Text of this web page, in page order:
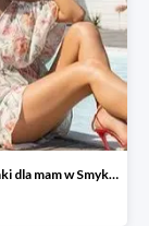
Letnie sukienki dla mam w Smyku do -25%